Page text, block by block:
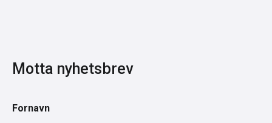
Motta nyhetsbrev
Fornavn